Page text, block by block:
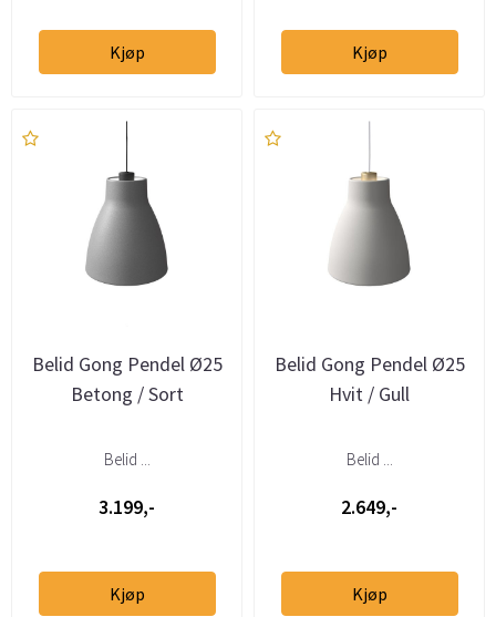
Kjøp Kjøp
Belid Gong Pendel Ø25
Betong / Sort
Belid ...
3.199,-
Kjøp
Belid Gong Pendel Ø25
Hvit / Gull
Belid ...
2.649,-
Kjøp